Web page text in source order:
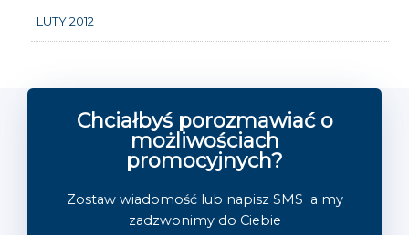
LUTY 2012
Chciałbyś porozmawiać o
możliwościach
promocyjnych?
Zostaw wiadomość lub napisz SMS a my
zadzwonimy do ‭Ciebie